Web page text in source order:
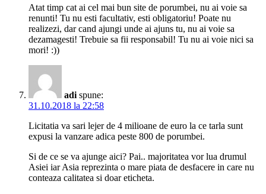
Atat timp cat ai cel mai bun site de porumbei, nu ai voie sa
renunti! Tu nu esti facultativ, esti obligatoriu! Poate nu
realizezi, dar cand ajungi unde ai ajuns tu, nu ai voie sa
dezamagesti! Trebuie sa fii responsabil! Tu nu ai voie nici sa
mori! :))
adi spune:
31.10.2018 la 22:58
Licitatia va sari lejer de 4 milioane de euro la ce tarla sunt
expusi la vanzare adica peste 800 de porumbei.
Si de ce se va ajunge aici? Pai.. majoritatea vor lua drumul
Asiei iar Asia reprezinta o mare piata de desfacere in care nu
conteaza calitatea si doar eticheta.